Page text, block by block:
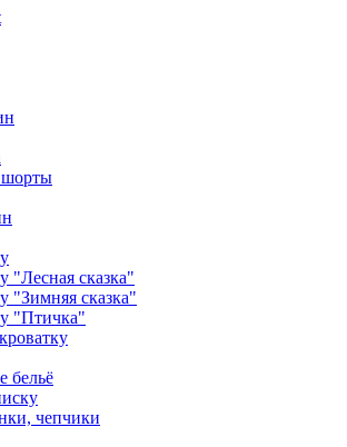
"Лесная сказка"
"Зимняя сказка"
"Птичка"
бельё
чепчики